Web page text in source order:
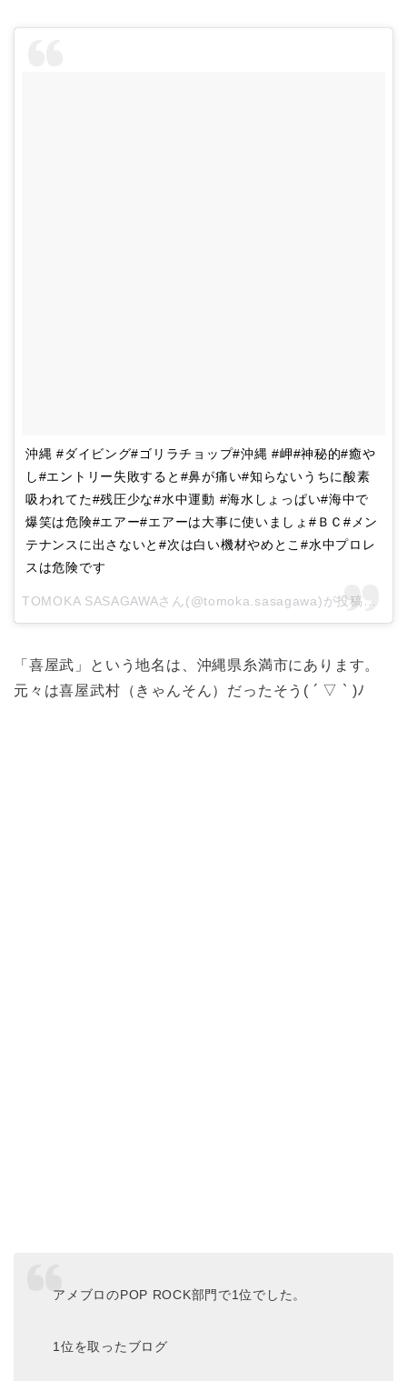
沖縄 #ダイビング#ゴリラチョップ#沖縄 #岬#神秘的#癒や
し#エントリー失敗すると#鼻が痛い#知らないうちに酸素
吸われてた#残圧少な#水中運動 #海水しょっぱい#海中で
爆笑は危険#エアー#エアーは大事に使いましょ#ＢＣ#メン
テナンスに出さないと#次は白い機材やめとこ#水中プロレ
スは危険です
「喜屋武」という地名は、沖縄県糸満市にあります。
元々は喜屋武村（きゃんそん）だったそう( ´ ▽ ` )ﾉ
アメブロのPOP ROCK部門で1位でした。
1位を取ったブログ